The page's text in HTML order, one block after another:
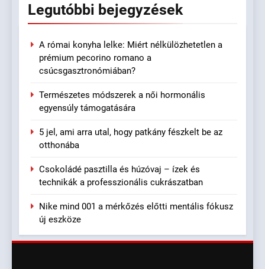
Legutóbbi bejegyzések
A római konyha lelke: Miért nélkülözhetetlen a
prémium pecorino romano a
csúcsgasztronómiában?
Természetes módszerek a női hormonális
egyensúly támogatására
5 jel, ami arra utal, hogy patkány fészkelt be az
otthonába
Csokoládé pasztilla és húzóvaj – ízek és
technikák a professzionális cukrászatban
Nike mind 001 a mérkőzés előtti mentális fókusz
új eszköze